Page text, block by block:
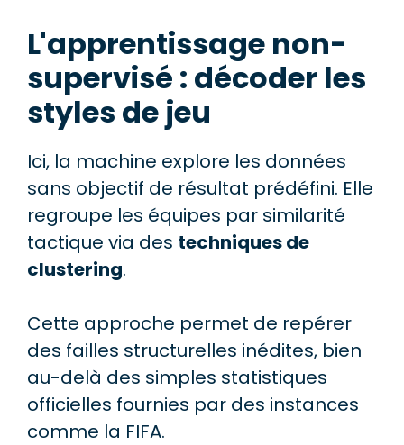
L'apprentissage non-
supervisé : décoder les
styles de jeu
Ici, la machine explore les données
sans objectif de résultat prédéfini. Elle
regroupe les équipes par similarité
tactique via des techniques de
clustering.
Cette approche permet de repérer
des failles structurelles inédites, bien
au-delà des simples statistiques
officielles fournies par des instances
comme la FIFA.